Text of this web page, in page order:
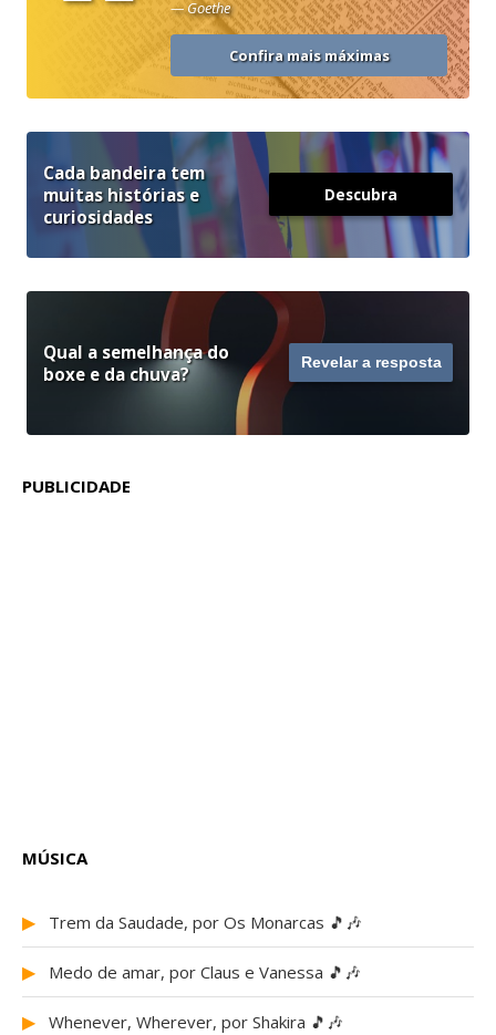
— Goethe
Confira mais máximas
Cada bandeira tem
muitas histórias e
curiosidades
Descubra
Qual a semelhança do
boxe e da chuva?
Revelar a resposta
PUBLICIDADE
MÚSICA
▶ Trem da Saudade, por Os Monarcas 🎵🎶
▶ Medo de amar, por Claus e Vanessa 🎵🎶
▶ Whenever, Wherever, por Shakira 🎵🎶